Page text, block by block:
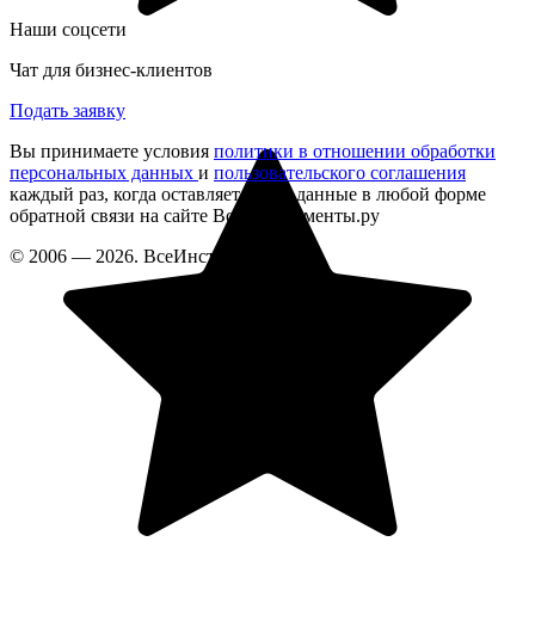
Наши соцсети
Чат для бизнес-клиентов
Подать заявку
Вы принимаете условия политики в отношении обработки
персональных данных и пользовательского соглашения
каждый раз, когда оставляете свои данные в любой форме
обратной связи на сайте ВсеИнструменты.ру
© 2006 — 2026. ВсеИнструменты.ру